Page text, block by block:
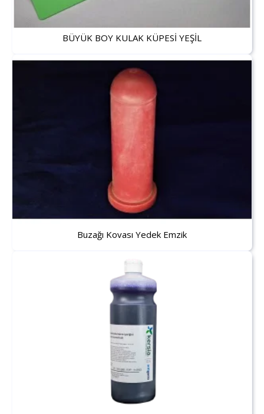
BÜYÜK BOY KULAK KÜPESİ YEŞİL
Buzağı Kovası Yedek Emzik